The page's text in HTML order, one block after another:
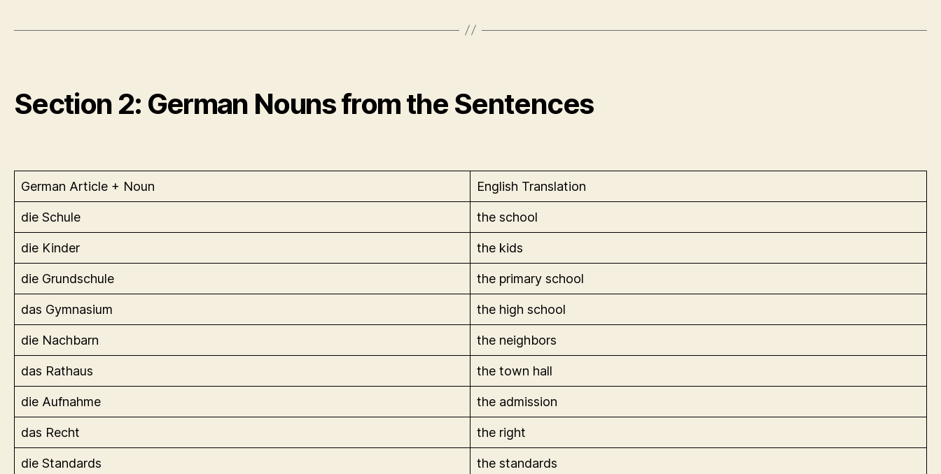
Section 2: German Nouns from the Sentences
German Article + Noun English Translation
die Schule the school
die Kinder the kids
die Grundschule the primary school
das Gymnasium the high school
die Nachbarn the neighbors
das Rathaus the town hall
die Aufnahme the admission
das Recht the right
die Standards the standards